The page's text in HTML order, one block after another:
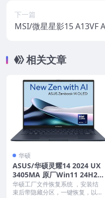
下一篇
MSI/微星星影15 A13VF
相关文章
华硕
ASUS/华硕灵耀14 2024 UX
3405MA 原厂Win11 24H2
系统 工厂文件 带ASUS Reco
very恢复
华硕工厂文件恢复系统 ，安装结
束后带隐藏分区，一键恢复，以及